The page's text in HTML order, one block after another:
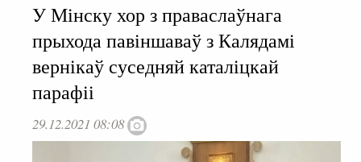
У Мінску хор з праваслаўнага
прыхода павіншаваў з Калядамі
вернікаў суседняй каталіцкай
парафіі
29.12.2021 08:08